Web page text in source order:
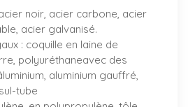
noir, acier carbone, acier
acier galvanisé.
: coquille en laine de
polyuréthaneavec des
aluminium gauffré,
tube